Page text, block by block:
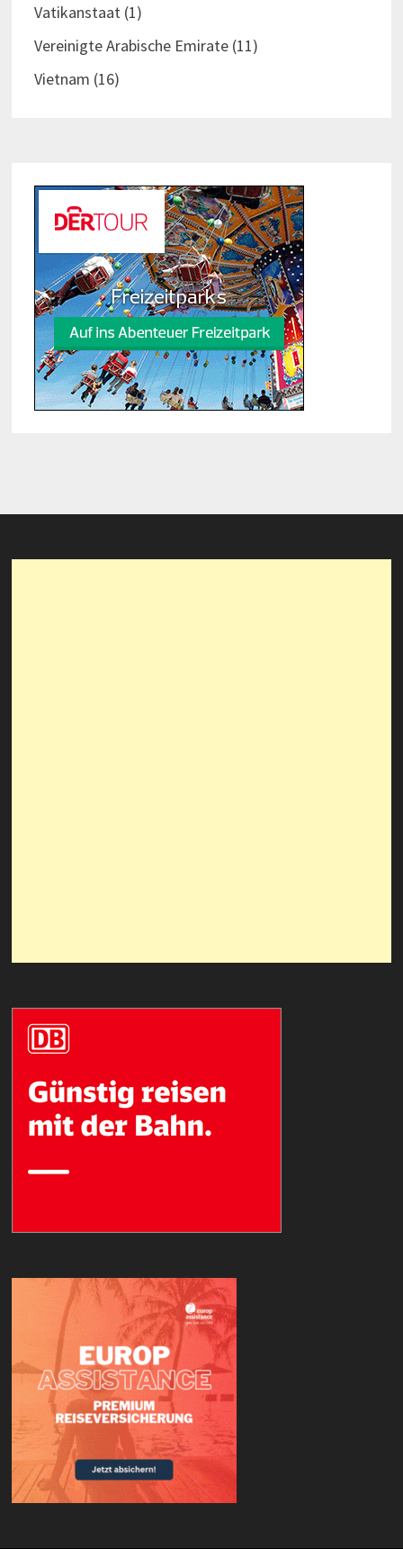
Vatikanstaat(1)
Vereinigte Arabische Emirate(11)
Vietnam (16)